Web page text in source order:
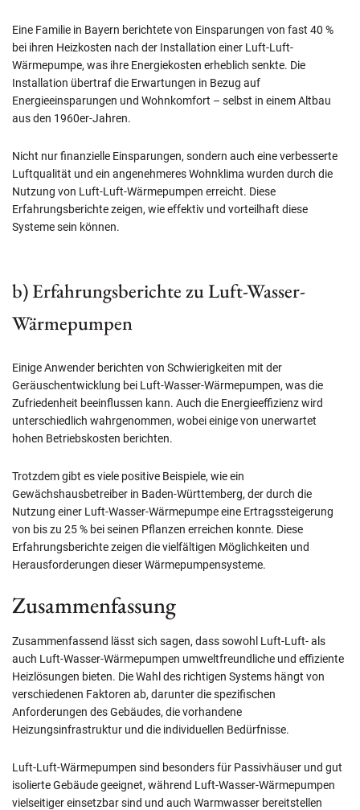
Eine Familie in Bayern berichtete von Einsparungen von fast 40 %
bei ihren Heizkosten nach der Installation einer Luft-Luft-
Wärmepumpe, was ihre Energiekosten erheblich senkte. Die
Installation übertraf die Erwartungen in Bezug auf
Energieeinsparungen und Wohnkomfort – selbst in einem Altbau
aus den 1960er-Jahren.
Nicht nur finanzielle Einsparungen, sondern auch eine verbesserte
Luftqualität und ein angenehmeres Wohnklima wurden durch die
Nutzung von Luft-Luft-Wärmepumpen erreicht. Diese
Erfahrungsberichte zeigen, wie effektiv und vorteilhaft diese
Systeme sein können.
b) Erfahrungsberichte zu Luft-Wasser-
Wärmepumpen
Einige Anwender berichten von Schwierigkeiten mit der
Geräuschentwicklung bei Luft-Wasser-Wärmepumpen, was die
Zufriedenheit beeinflussen kann. Auch die Energieeffizienz wird
unterschiedlich wahrgenommen, wobei einige von unerwartet
hohen Betriebskosten berichten.
Trotzdem gibt es viele positive Beispiele, wie ein
Gewächshausbetreiber in Baden-Württemberg, der durch die
Nutzung einer Luft-Wasser-Wärmepumpe eine Ertragssteigerung
von bis zu 25 % bei seinen Pflanzen erreichen konnte. Diese
Erfahrungsberichte zeigen die vielfältigen Möglichkeiten und
Herausforderungen dieser Wärmepumpensysteme.
Zusammenfassung
Zusammenfassend lässt sich sagen, dass sowohl Luft-Luft- als
auch Luft-Wasser-Wärmepumpen umweltfreundliche und effiziente
Heizlösungen bieten. Die Wahl des richtigen Systems hängt von
verschiedenen Faktoren ab, darunter die spezifischen
Anforderungen des Gebäudes, die vorhandene
Heizungsinfrastruktur und die individuellen Bedürfnisse.
Luft-Luft-Wärmepumpen sind besonders für Passivhäuser und gut
isolierte Gebäude geeignet, während Luft-Wasser-Wärmepumpen
vielseitiger einsetzbar sind und auch Warmwasser bereitstellen